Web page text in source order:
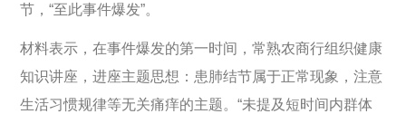
节，“至此事件爆发”。
材料表示，在事件爆发的第一时间，常熟农商行组织健康
知识讲座，进座主题思想：患肺结节属于正常现象，注意
生活习惯规律等无关痛痒的主题。“未提及短时间内群体